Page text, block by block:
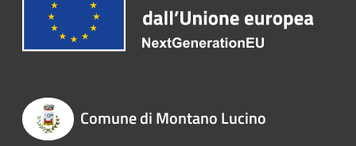
Comune di Montano Lucino